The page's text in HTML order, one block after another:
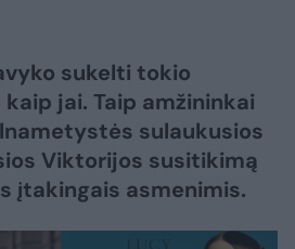
sukelti tokio
jai. Taip amžininkai
sulaukusios
Viktorijos susitikimą
įtakingais asmenimis.